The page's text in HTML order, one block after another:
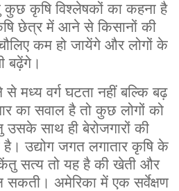
कुछ कृषि विश्लेषकों का कहना है
छेत्र में आने से किसानों की
कम हो जायेंगे और लोगों के
बढ़ेंगे।
मध्य वर्ग घटता नहीं बल्कि बढ़
का सवाल है तो कुछ लोगों को
उसके साथ ही बेरोजगारों की
है। उद्योग जगत लगातार कृषि के
सत्य तो यह है की खेती और
अमेरिका में एक सर्वेक्षण